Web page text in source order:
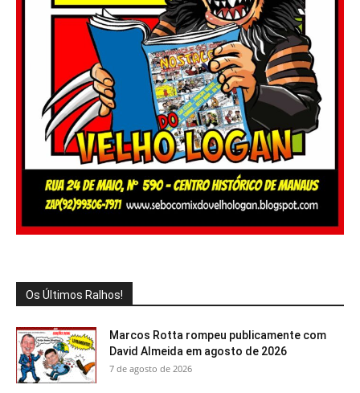
Os Últimos Ralhos!
Marcos Rotta rompeu publicamente com
David Almeida em agosto de 2026
7 de agosto de 2026